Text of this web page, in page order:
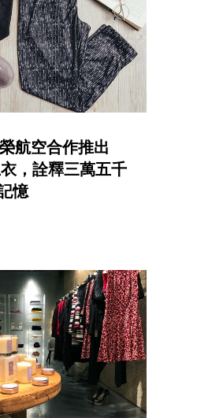
航空合作推出
，詮釋三萬五千
憶